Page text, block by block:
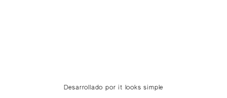
Desarrollado por it looks simple